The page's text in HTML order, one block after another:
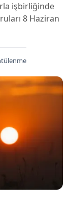
işbirliğinde
8 Haziran